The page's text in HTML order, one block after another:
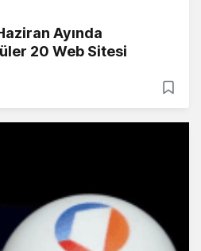
Ayında
20 Web Sitesi